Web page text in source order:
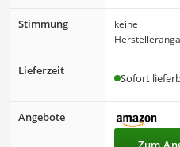
Stimmung
keine
Lieferzeit
Sofort
Angebote